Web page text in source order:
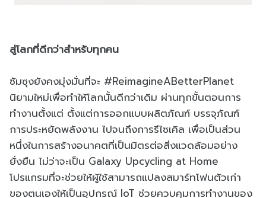
สู่โลกที่ดีกว่าสำหรับทุกคน
ซัมซุงยังคงมุ่งมั่นที่จะ #ReimagineABetterPlanet
นิยามใหม่เพื่อทำให้โลกนั้นดีกว่าเดิม ผ่านทุกขั้นตอนการ
ทำงานตั้งแต่ ตั้งแต่การออกแบบผลิตภัณฑ์ บรรจุภัณฑ์
การประหยัดพลังงาน ไปจนถึงการรีไซเคิล เพื่อเป็นส่วน
หนึ่งในการสร้างอนาคตที่เป็นมิตรต่อสิ่งแวดล้อมอย่าง
ยั่งยืน ไม่ว่าจะเป็น Galaxy Upcycling at Home
โปรแกรมที่จะช่วยให้ผู้ใช้สามารถแปลงสมาร์ทโฟนตัวเก่า
ของตนเองให้เป็นอุปกรณ์ IoT ช่วยควบคุมการทำงานของ